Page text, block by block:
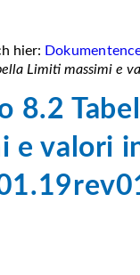
hier:
Limiti massimi e
8.2
e valori